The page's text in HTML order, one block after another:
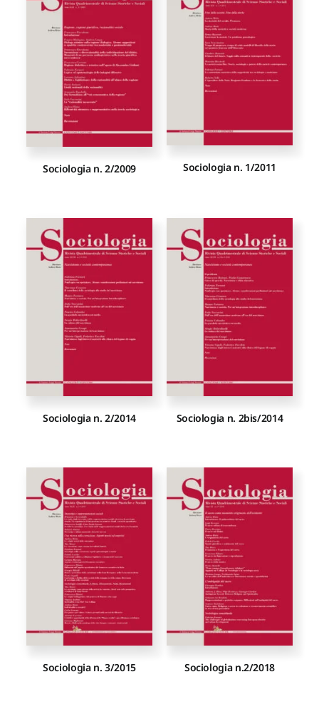
Proposte di pubblicazione
Gangemi Editore
Newsletter
Sociologia n. 2/2009 Sociologia n. 1/2011
Sociologia n. 2/2014 Sociologia n. 2bis/2014
Sociologia n. 3/2015 Sociologia n.2/2018